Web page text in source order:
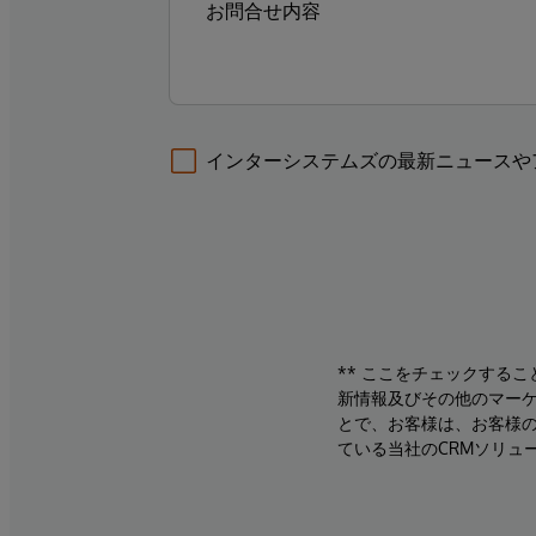
インターシステムズの最新ニュース
** ここをチェックするこ
新情報及びその他のマー
とで、お客様は、お客様
ている当社のCRMソリュ